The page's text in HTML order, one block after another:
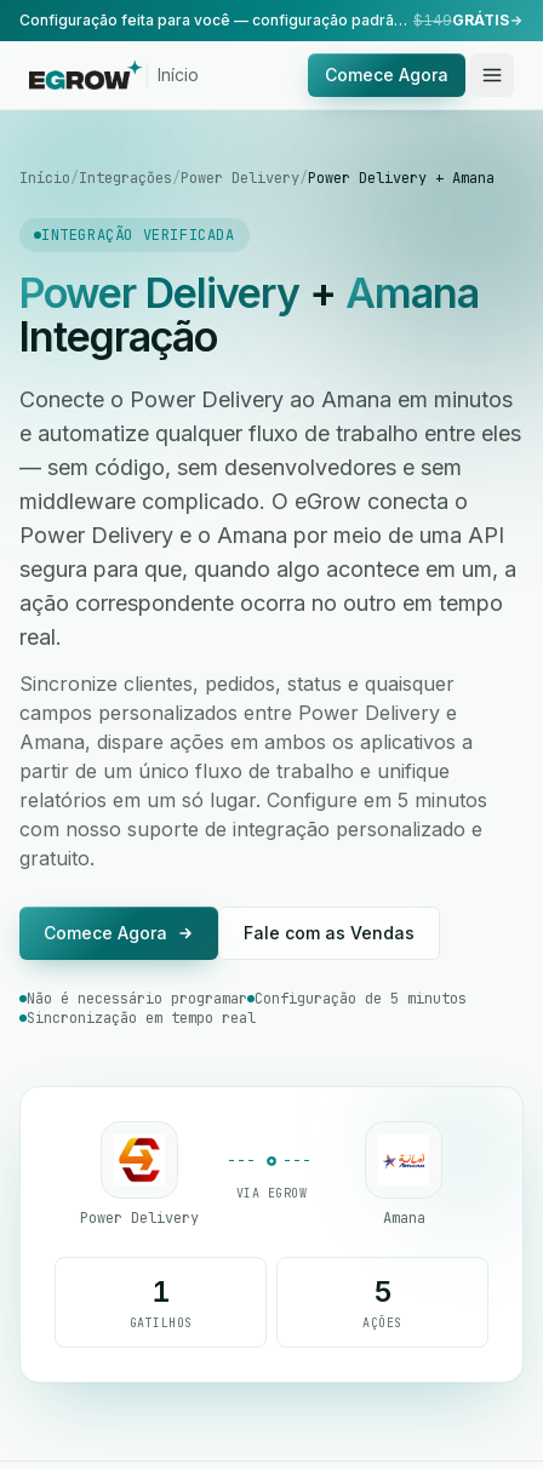
Configuração feita para você — configuração padrão, realizada pela nossa equipe. $149GRÁTIS
Início Comece Agora
Início/Integrações/Power Delivery/Power Delivery + Amana
INTEGRAÇÃO VERIFICADA
Power Delivery+ Amana
Integração
Conecte o Power Delivery ao Amana em minutos
e automatize qualquer fluxo de trabalho entre eles
— sem código, sem desenvolvedores e sem
middleware complicado. O eGrow conecta o
Power Delivery e o Amana por meio de uma API
segura para que, quando algo acontece em um, a
ação correspondente ocorra no outro em tempo
real.
Sincronize clientes, pedidos, status e quaisquer
campos personalizados entre Power Delivery e
Amana, dispare ações em ambos os aplicativos a
partir de um único fluxo de trabalho e unifique
relatórios em um só lugar. Configure em 5 minutos
com nosso suporte de integração personalizado e
gratuito.
Comece Agora Fale com as Vendas
Não é necessário programar Configuração de 5 minutos
Sincronização em tempo real
Power Delivery
VIA EGROW
Amana
1
GATILHOS
5
AÇÕES